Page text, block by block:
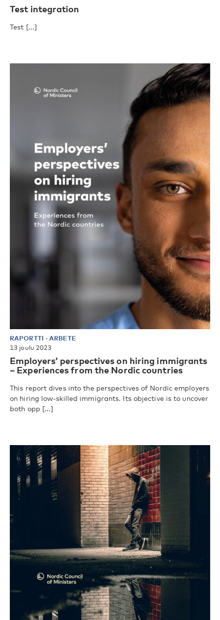
Test integration
Test [...]
RAPORTTI -ARBETE
13 joulu 2023
Employers’ perspectives on hiring immigrants
– Experiences from the Nordic countries
This report dives into the perspectives of Nordic employers
on hiring low-skilled immigrants. Its objective is to uncover
both opp [...]